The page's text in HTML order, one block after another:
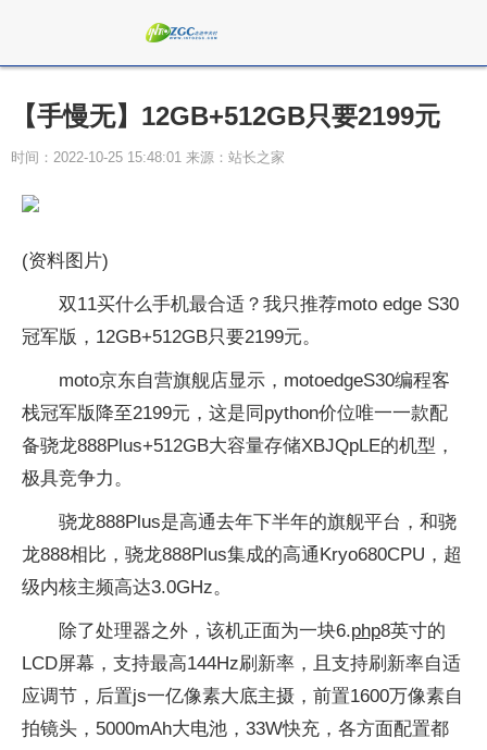
【手慢无】12GB+512GB只要2199元
时间：2022-10-25 15:48:01 来源：站长之家
(资料图片)
双11买什么手机最合适？我只推荐moto edge S30
冠军版，12GB+512GB只要2199元。
moto京东自营旗舰店显示，motoedgeS30编程客
栈冠军版降至2199元，这是同python价位唯一一款配
备骁龙888Plus+512GB大容量存储XBJQpLE的机型，
极具竞争力。
骁龙888Plus是高通去年下半年的旗舰平台，和骁
龙888相比，骁龙888Plus集成的高通Kryo680CPU，超
级内核主频高达3.0GHz。
除了处理器之外，该机正面为一块6.php8英寸的
LCD屏幕，支持最高144Hz刷新率，且支持刷新率自适
应调节，后置js一亿像素大底主摄，前置1600万像素自
拍镜头，5000mAh大电池，33W快充，各方面配置都